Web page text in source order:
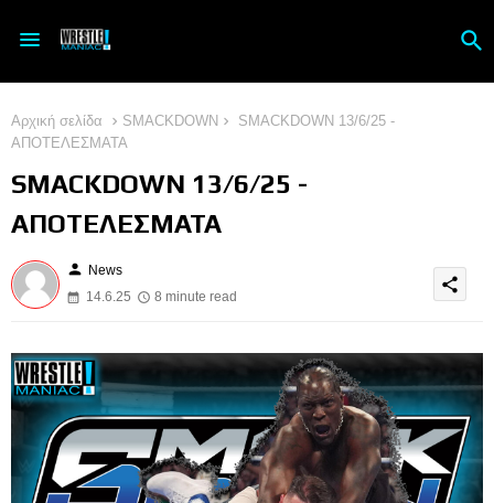
Αρχική σελίδα SMACKDOWN
SMACKDOWN 13/6/25 -
ΑΠΟΤΕΛΕΣΜΑΤΑ
SMACKDOWN 13/6/25 -
ΑΠΟΤΕΛΕΣΜΑΤΑ
person News
14.6.25
8 minute read
share